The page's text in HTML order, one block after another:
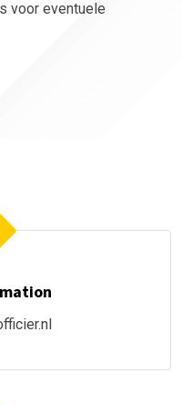
voor eventuele